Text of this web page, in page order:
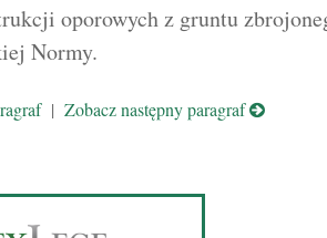
oporowych z gruntu
Normy.
| Zobacz następny paragraf